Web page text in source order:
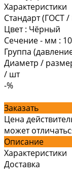
Характеристики
Стандарт (ГОСТ /
Цвет : Чёрный
Сечение - мм : 10
Группа
Диаметр /
/ шт
-%
Заказать
Цена
может
Описание
Характеристики
Доставка